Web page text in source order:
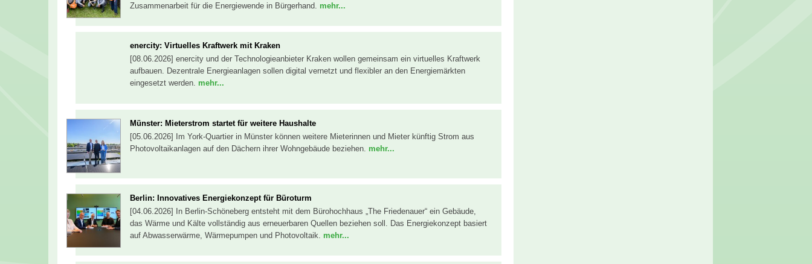
Zusammenarbeit für die Energiewende in Bürgerhand. mehr...
enercity: Virtuelles Kraftwerk mit Kraken
[08.06.2026] enercity und der Technologieanbieter Kraken wollen gemeinsam ein virtuelles Kraftwerk
aufbauen. Dezentrale Energieanlagen sollen digital vernetzt und flexibler an den Energiemärkten
eingesetzt werden. mehr...
Münster: Mieterstrom startet für weitere Haushalte
[05.06.2026] Im York-Quartier in Münster können weitere Mieterinnen und Mieter künftig Strom aus
Photovoltaikanlagen auf den Dächern ihrer Wohngebäude beziehen. mehr...
Berlin: Innovatives Energiekonzept für Büroturm
[04.06.2026] In Berlin-Schöneberg entsteht mit dem Bürohochhaus „The Friedenauer“ ein Gebäude,
das Wärme und Kälte vollständig aus erneuerbaren Quellen beziehen soll. Das Energiekonzept basiert
auf Abwasserwärme, Wärmepumpen und Photovoltaik. mehr...